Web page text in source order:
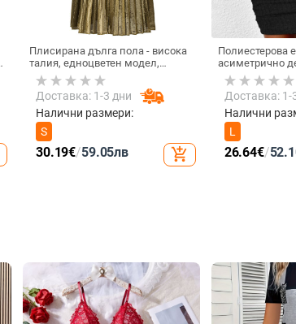
Плисирана дълга пола - висока
талия, едноцветен модел,
полиестерна материя, подплата
100% полиестер
Доставка: 1-3 дни
Налични размери:
S
30.19€/59.05лв add_shopping_cart
Полиестерова
асиметрично
ръкави, талия
височина и
Доставка: 1-
Налични
L
26.64€/